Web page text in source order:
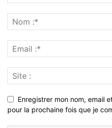
Enregistrer mon nom, email
pour la prochaine fois que je